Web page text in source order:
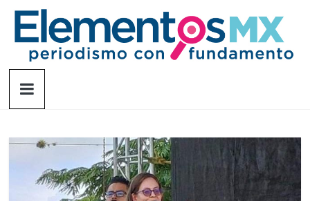
Saltar
contenido
Elementosmx
fundamento